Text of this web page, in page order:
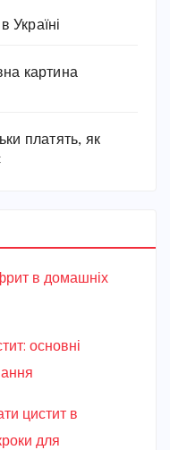
Україні
картина
платять, як
в домашніх
основні
цистит в
для